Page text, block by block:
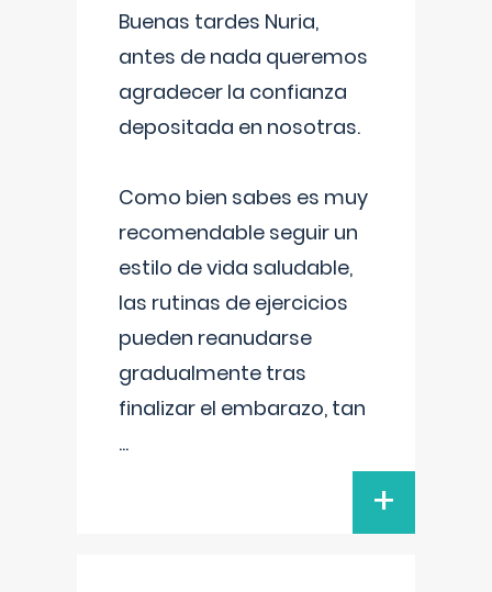
Buenas tardes Nuria,
antes de nada queremos
agradecer la confianza
depositada en nosotras.
Como bien sabes es muy
recomendable seguir un
estilo de vida saludable,
las rutinas de ejercicios
pueden reanudarse
gradualmente tras
finalizar el embarazo, tan
...
+